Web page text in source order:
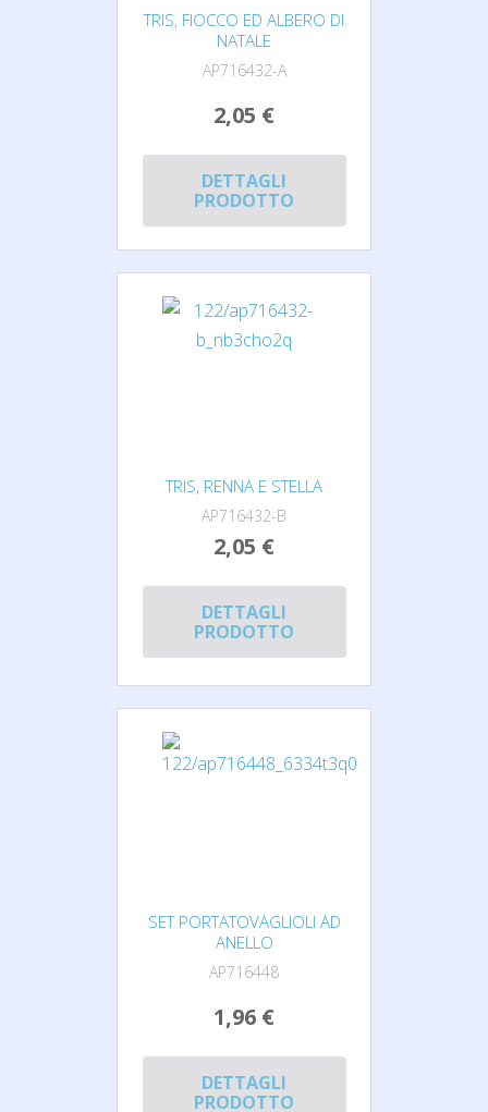
TRIS, FIOCCO ED ALBERO DI
NATALE
AP716432-A
2,05 €
DETTAGLI
PRODOTTO
TRIS, RENNA E STELLA
AP716432-B
2,05 €
DETTAGLI
PRODOTTO
SET PORTATOVAGLIOLI AD
ANELLO
AP716448
1,96 €
DETTAGLI
PRODOTTO